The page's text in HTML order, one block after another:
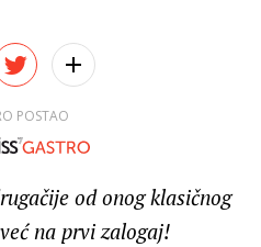
POSTAO
od onog klasičnog
na prvi zalogaj!